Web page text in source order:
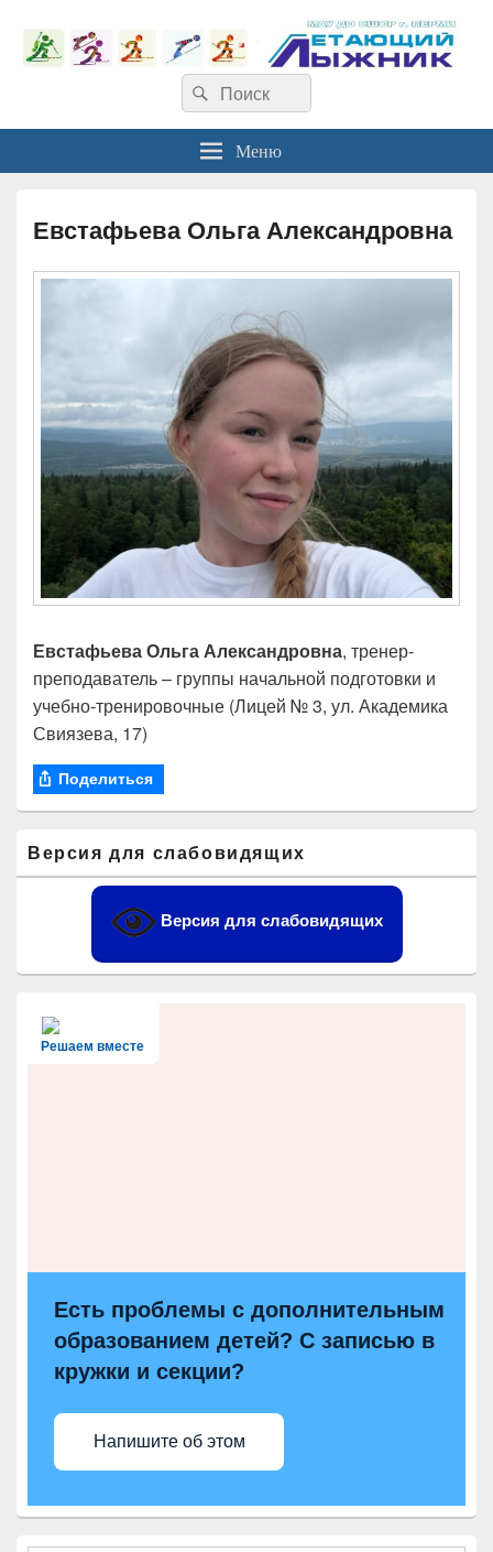
Найти:Поиск
Меню
Евстафьева Ольга Александровна
Евстафьева Ольга Александровна, тренер-
преподаватель – группы начальной подготовки и
учебно-тренировочные (Лицей № 3, ул. Академика
Свиязева, 17)
Поделиться
основной
боковой
Версия для слабовидящих
Версия для слабовидящих
Решаем вместе
Есть проблемы с дополнительным
образованием детей? С записью в
кружки и секции?
Напишите об этом